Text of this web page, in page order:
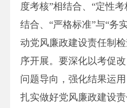
度考核”相结合、“定性考
结合、“严格标准”与“务
动党风廉政建设责任制
序开展。要深化以考促
问题导向，强化结果运
扎实做好党风廉政建设